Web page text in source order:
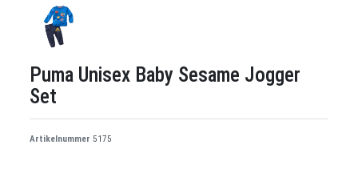
Puma Unisex Baby Sesame Jogger
Set
Artikelnummer5175